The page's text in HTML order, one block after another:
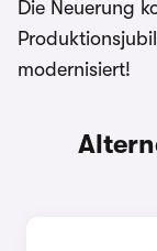
Die Neuerung
modernisiert!